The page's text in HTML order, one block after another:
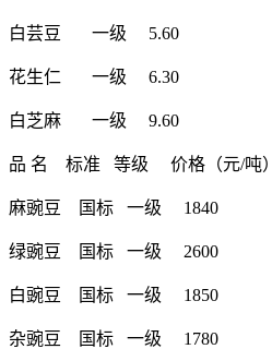
白芸豆 一级 5.60
花生仁 一级 6.30
白芝麻 一级 9.60
品 名 标准 等级 价格（元/吨）
麻豌豆 国标 一级 1840
绿豌豆 国标 一级 2600
白豌豆 国标 一级 1850
杂豌豆 国标 一级 1780